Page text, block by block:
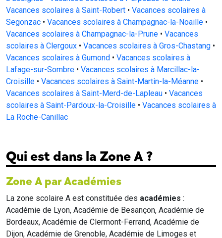
Vacances scolaires à Saint-Robert • Vacances scolaires à
Segonzac • Vacances scolaires à Champagnac-la-Noaille •
Vacances scolaires à Champagnac-la-Prune • Vacances
scolaires à Clergoux • Vacances scolaires à Gros-Chastang •
Vacances scolaires à Gumond • Vacances scolaires à
Lafage-sur-Sombre • Vacances scolaires à Marcillac-la-
Croisille • Vacances scolaires à Saint-Martin-la-Méanne •
Vacances scolaires à Saint-Merd-de-Lapleau • Vacances
scolaires à Saint-Pardoux-la-Croisille • Vacances scolaires à
La Roche-Canillac
Qui est dans la Zone A ?
Zone A par Académies
La zone scolaire A est constituée des académies :
Académie de Lyon, Académie de Besançon, Académie de
Bordeaux, Académie de Clermont-Ferrand, Académie de
Dijon, Académie de Grenoble, Académie de Limoges et